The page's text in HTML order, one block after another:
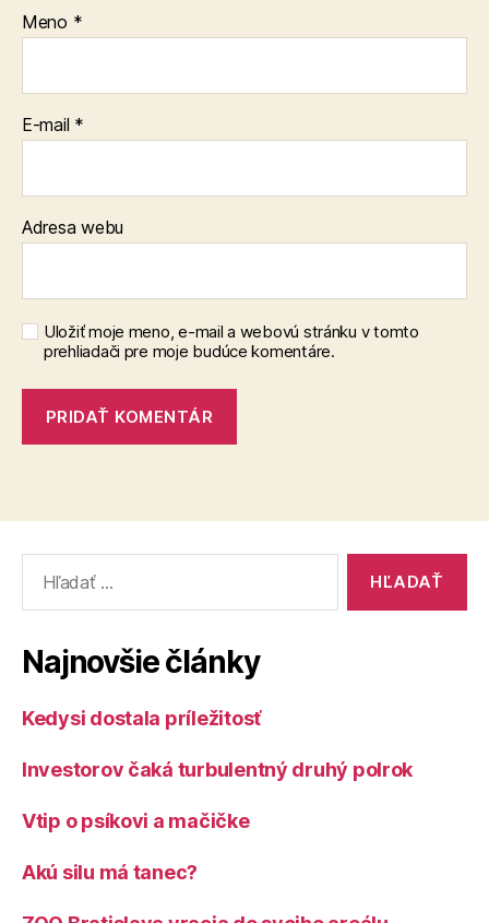
Meno *
E-mail *
Adresa webu
Uložiť moje meno, e-mail a webovú stránku v tomto
prehliadači pre moje budúce komentáre.
Najnovšie články
Kedysi dostala príležitosť
Investorov čaká turbulentný druhý polrok
Vtip o psíkovi a mačičke
Akú silu má tanec?